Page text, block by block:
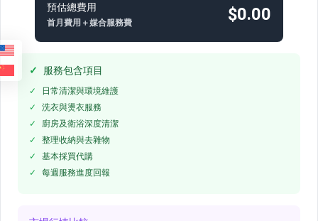
預估總費用
首月費用＋媒合服務費 $0.00
服務包含項目
日常清潔與環境維護
洗衣與燙衣服務
廚房及衛浴深度清潔
整理收納與去雜物
基本採買代購
每週服務進度回報